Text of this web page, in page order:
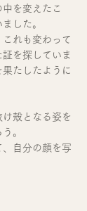
を変えたこ
した。
れも変わって
を探していま
たしたように
殻となる姿を
。
、自分の顔を写